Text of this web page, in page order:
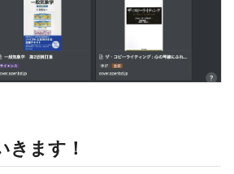
きます！